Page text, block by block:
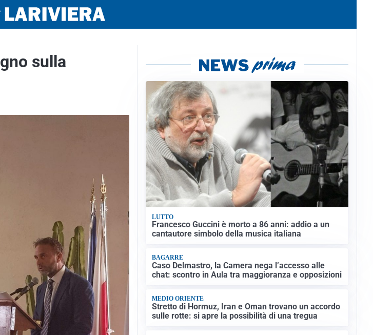
sulla
LUTTO
Francesco Guccini è morto a 86 anni: addio a un
cantautore simbolo della musica italiana
BAGARRE
Caso Delmastro, la Camera nega l’accesso alle
chat: scontro in Aula tra maggioranza e opposizioni
MEDIO ORIENTE
Stretto di Hormuz, Iran e Oman trovano un accordo
sulle rotte: si apre la possibilità di una tregua